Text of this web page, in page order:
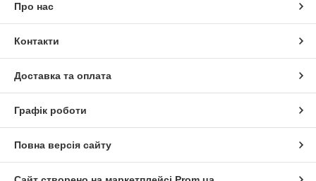
Про нас
Контакти
Доставка та оплата
Графік роботи
Повна версія сайту